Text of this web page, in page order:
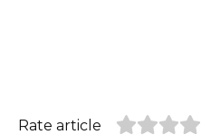
Rate article